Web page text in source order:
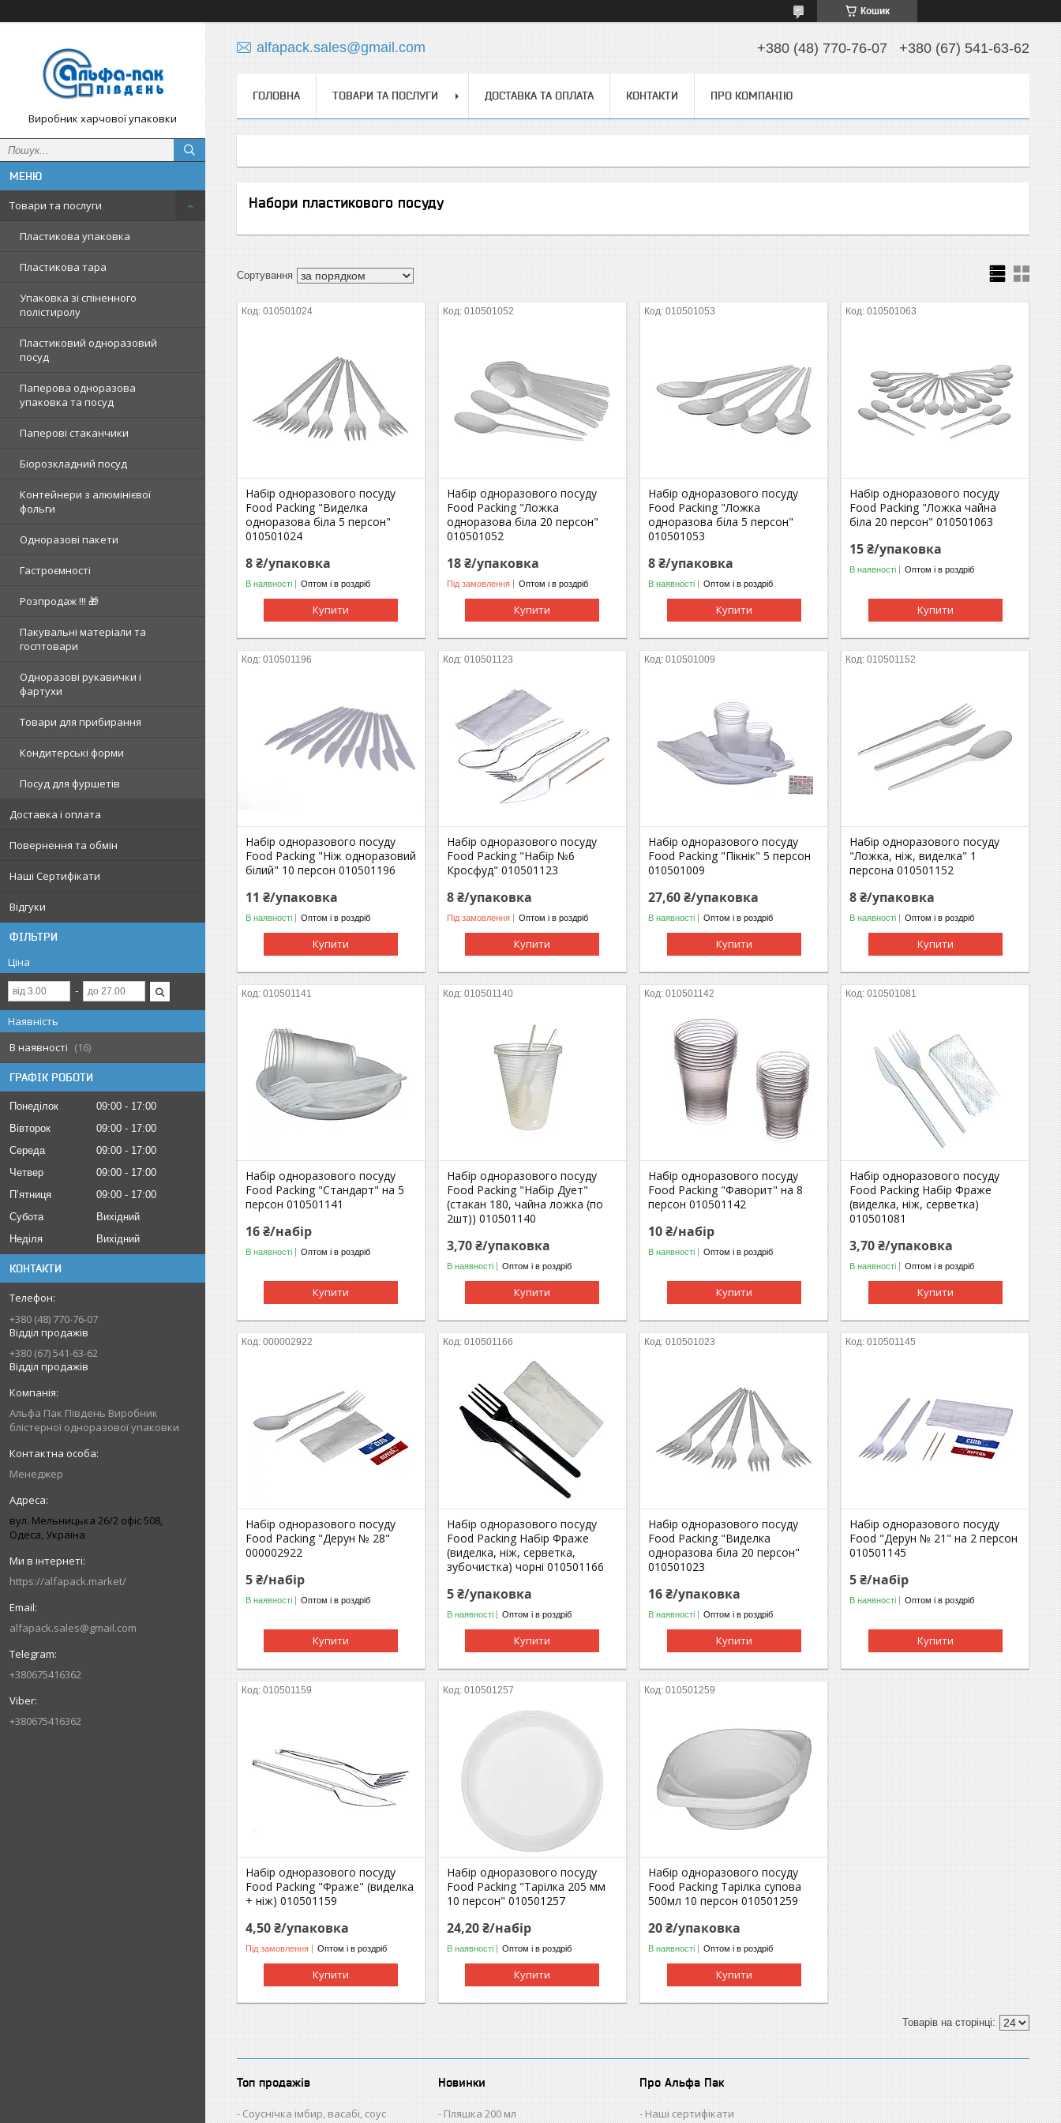
Кошик
Виробник харчової упаковки
Товари та послуги
Пластикова упаковка
Пластикова тара
Упаковка зі спіненного
полістиролу
Пластиковий одноразовий
посуд
Паперова одноразова
упаковка та посуд
Паперові стаканчики
Біорозкладний посуд
Контейнери з алюмінієвої
фольги
Одноразові пакети
Гастроємності
Розпродаж !!! 🎁
Пакувальні матеріали та
госптовари
Одноразові рукавички і
фартухи
Товари для прибирання
Кондитерські форми
Посуд для фуршетів
Доставка і оплата
Повернення та обмін
Наші Сертифікати
Відгуки
ФІЛЬТРИ
Ціна
Наявність
В наявності
16
ГРАФІК РОБОТИ
Понеділок 09:00
17:00
Вівторок
09:00
17:00
Середа
09:00
17:00
Четвер
09:00
17:00
Пʼятниця
09:00
17:00
Субота
Вихідний
Неділя
Вихідний
КОНТАКТИ
+380 (48) 770-76-07
Відділ продажів
+380 (67) 541-63-62
Відділ продажів
Альфа Пак Південь Виробник
блістерної одноразової упаковки
Менеджер
вул. Мельницька 26/2 офіс 508,
Одеса, Україна
https://alfapack.market/
alfapack.sales@gmail.com
+380675416362
+380675416362
alfapack.sales@gmail.com +380 (48) 770-76-07 +380 (67) 541-63-62
ГОЛОВНА ТОВАРИ ТА ПОСЛУГИ ДОСТАВКА ТА ОПЛАТА КОНТАКТИ ПРО КОМПАНІЮ
Набори пластикового посуду
010501024
Набір одноразового посуду
Food Packing "Виделка
одноразова біла 5 персон"
010501024
8 ₴/упаковка
В наявності Оптом і в роздріб
Купити
010501052
Набір одноразового посуду
Food Packing "Ложка
одноразова біла 20 персон"
010501052
18 ₴/упаковка
Під замовлення Оптом і в роздріб
Купити
010501053
Набір одноразового посуду
Food Packing "Ложка
одноразова біла 5 персон"
010501053
8 ₴/упаковка
В наявності Оптом і в роздріб
Купити
010501063
Набір одноразового посуду
Food Packing "Ложка чайна
біла 20 персон" 010501063
15 ₴/упаковка
В наявності Оптом і в роздріб
Купити
010501196
Набір одноразового посуду
Food Packing "Ніж одноразовий
білий" 10 персон 010501196
11 ₴/упаковка
В наявності Оптом і в роздріб
Купити
010501123
Набір одноразового посуду
Food Packing "Набір №6
Кросфуд" 010501123
8 ₴/упаковка
Під замовлення Оптом і в роздріб
Купити
010501009
Набір одноразового посуду
Food Packing "Пікнік" 5 персон
010501009
27,60 ₴/упаковка
В наявності Оптом і в роздріб
Купити
010501152
Набір одноразового посуду
"Ложка, ніж, виделка" 1
персона 010501152
8 ₴/упаковка
В наявності Оптом і в роздріб
Купити
010501141
Набір одноразового посуду
Food Packing "Стандарт" на 5
персон 010501141
16 ₴/набір
В наявності Оптом і в роздріб
Купити
010501140
Набір одноразового посуду
Food Packing "Набір Дует"
(стакан 180, чайна ложка (по
2шт)) 010501140
3,70 ₴/упаковка
В наявності Оптом і в роздріб
Купити
010501142
Набір одноразового посуду
Food Packing "Фаворит" на 8
персон 010501142
10 ₴/набір
В наявності Оптом і в роздріб
Купити
010501081
Набір одноразового посуду
Food Packing Набір Фраже
(виделка, ніж, серветка)
010501081
3,70 ₴/упаковка
В наявності Оптом і в роздріб
Купити
000002922
Набір одноразового посуду
Food Packing "Дерун № 28"
000002922
5 ₴/набір
В наявності Оптом і в роздріб
Купити
010501166
Набір одноразового посуду
Food Packing Набір Фраже
(виделка, ніж, серветка,
зубочистка) чорні 010501166
5 ₴/упаковка
В наявності Оптом і в роздріб
Купити
010501023
Набір одноразового посуду
Food Packing "Виделка
одноразова біла 20 персон"
010501023
16 ₴/упаковка
В наявності Оптом і в роздріб
Купити
010501145
Набір одноразового посуду
Food "Дерун № 21" на 2 персон
010501145
5 ₴/набір
В наявності Оптом і в роздріб
Купити
010501159
Набір одноразового посуду
Food Packing "Фраже" (виделка
+ ніж) 010501159
4,50 ₴/упаковка
Під замовлення Оптом і в роздріб
Купити
010501257
Набір одноразового посуду
Food Packing "Тарілка 205 мм
10 персон" 010501257
24,20 ₴/набір
В наявності Оптом і в роздріб
Купити
010501259
Набір одноразового посуду
Food Packing Тарілка супова
500мл 10 персон 010501259
20 ₴/упаковка
В наявності Оптом і в роздріб
Купити
Топ продажів
Соуснічка імбир, васабі, соус
Новинки
Пляшка 200 мл
Про Альфа Пак
Наші сертифікати